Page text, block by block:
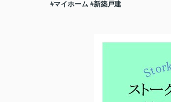
#マイホーム #新築戸建